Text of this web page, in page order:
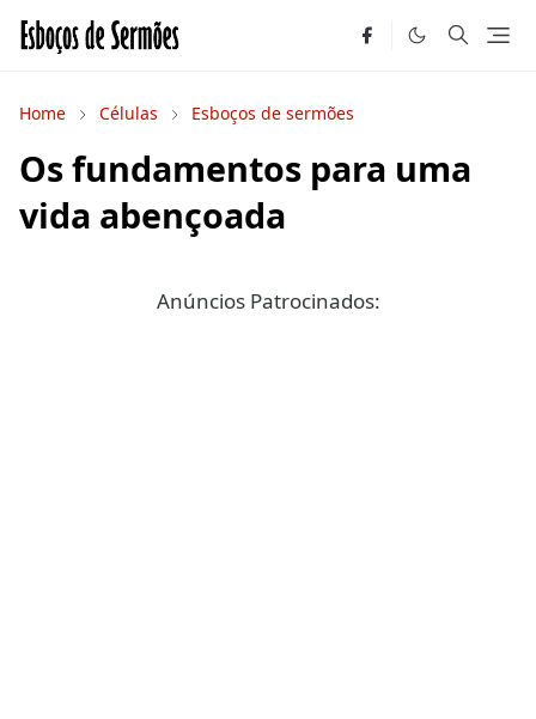
Home Células Esboços de sermões
Os fundamentos para uma
vida abençoada
Anúncios Patrocinados: